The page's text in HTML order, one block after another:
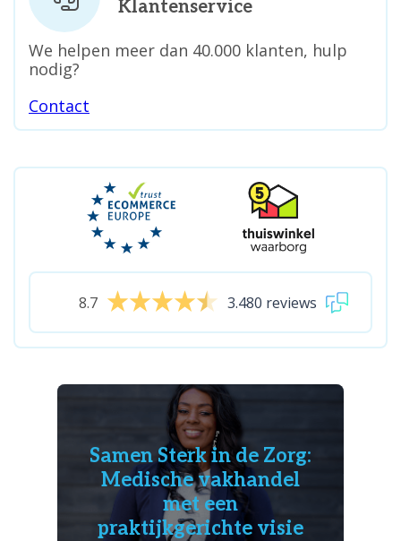
Klantenservice
We helpen meer dan 40.000 klanten, hulp
nodig?
Contact
8.7 3.480 reviews
Samen Sterk in de Zorg:
Medische vakhandel
met een
praktijkgerichte visie